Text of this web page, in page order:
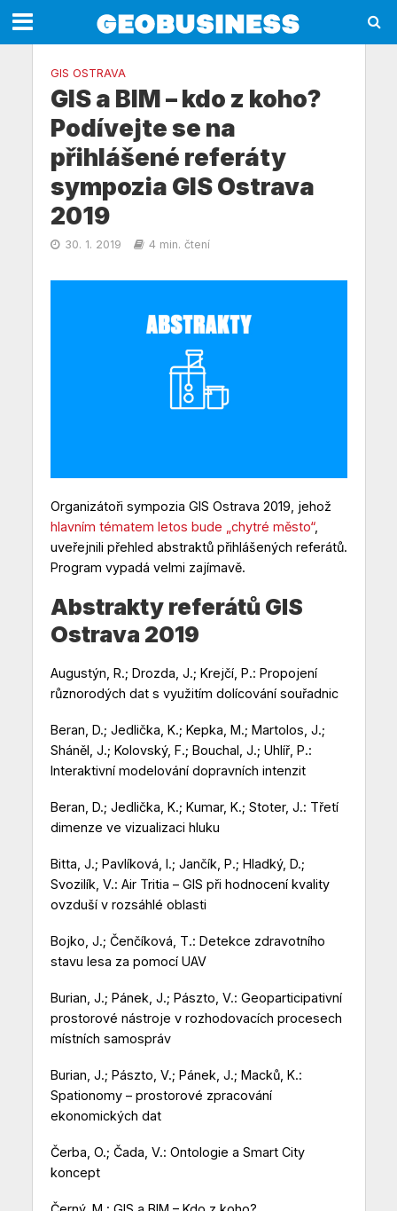
GIS OSTRAVA
GIS a BIM – kdo z koho?
Podívejte se na
přihlášené referáty
sympozia GIS Ostrava
2019
30. 1. 2019 4 min. čtení
Organizátoři sympozia GIS Ostrava 2019, jehož
hlavním tématem letos bude „chytré město“,
uveřejnili přehled abstraktů přihlášených referátů.
Program vypadá velmi zajímavě.
Abstrakty referátů GIS
Ostrava 2019
Augustýn, R.; Drozda, J.; Krejčí, P.: Propojení
různorodých dat s využitím dolícování souřadnic
Beran, D.; Jedlička, K.; Kepka, M.; Martolos, J.;
Sháněl, J.; Kolovský, F.; Bouchal, J.; Uhlíř, P.:
Interaktivní modelování dopravních intenzit
Beran, D.; Jedlička, K.; Kumar, K.; Stoter, J.: Třetí
dimenze ve vizualizaci hluku
Bitta, J.; Pavlíková, I.; Jančík, P.; Hladký, D.;
Svozilík, V.: Air Tritia – GIS při hodnocení kvality
ovzduší v rozsáhlé oblasti
Bojko, J.; Čenčíková, T.: Detekce zdravotního
stavu lesa za pomocí UAV
Burian, J.; Pánek, J.; Pászto, V.: Geoparticipativní
prostorové nástroje v rozhodovacích procesech
místních samospráv
Burian, J.; Pászto, V.; Pánek, J.; Macků, K.:
Spationomy – prostorové zpracování
ekonomických dat
Čerba, O.; Čada, V.: Ontologie a Smart City
koncept